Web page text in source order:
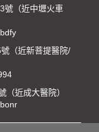
號（近中壢火車
（近新菩提醫院/
（近成大醫院）